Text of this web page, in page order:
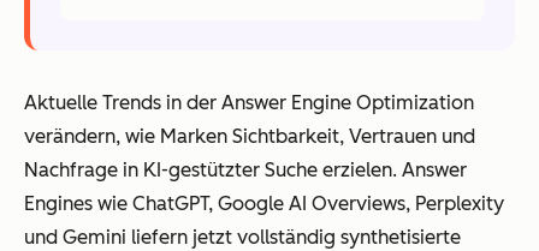
Aktuelle Trends in der Answer Engine Optimization
verändern, wie Marken Sichtbarkeit, Vertrauen und
Nachfrage in KI-gestützter Suche erzielen. Answer
Engines wie ChatGPT, Google AI Overviews, Perplexity
und Gemini liefern jetzt vollständig synthetisierte